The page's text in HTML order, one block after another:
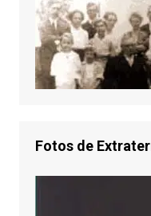
Fotos de